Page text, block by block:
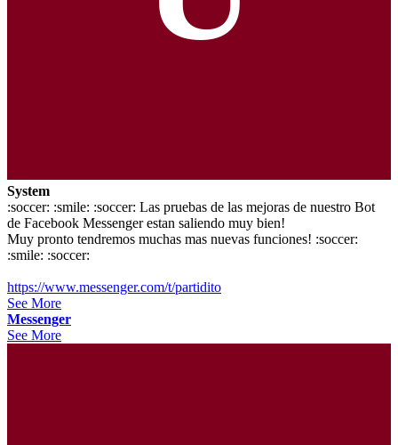
System
:soccer: :smile: :soccer: Las pruebas de las mejoras de nuestro Bot
de Facebook Messenger estan saliendo muy bien!
Muy pronto tendremos muchas mas nuevas funciones! :soccer:
:smile: :soccer:
https://www.messenger.com/t/partidito
See More
Messenger
See More